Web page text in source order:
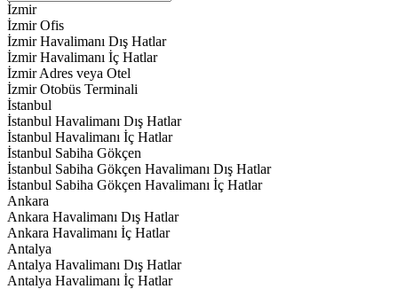
İzmir
İzmir Ofis
İzmir Havalimanı Dış Hatlar
İzmir Havalimanı İç Hatlar
İzmir Adres veya Otel
İzmir Otobüs Terminali
İstanbul
İstanbul Havalimanı Dış Hatlar
İstanbul Havalimanı İç Hatlar
İstanbul Sabiha Gökçen
İstanbul Sabiha Gökçen Havalimanı Dış Hatlar
İstanbul Sabiha Gökçen Havalimanı İç Hatlar
Ankara
Ankara Havalimanı Dış Hatlar
Ankara Havalimanı İç Hatlar
Antalya
Antalya Havalimanı Dış Hatlar
Antalya Havalimanı İç Hatlar